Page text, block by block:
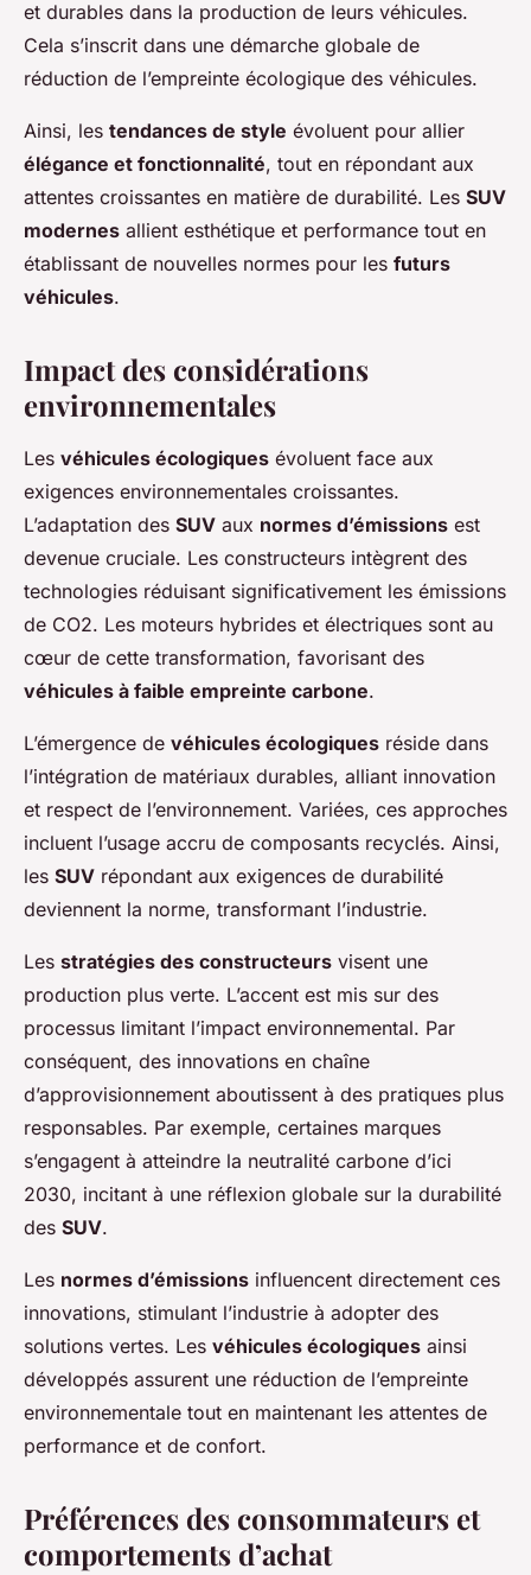
et durables dans la production de leurs véhicules.
Cela s’inscrit dans une démarche globale de
réduction de l’empreinte écologique des véhicules.
Ainsi, les tendances de style évoluent pour allier
élégance et fonctionnalité, tout en répondant aux
attentes croissantes en matière de durabilité. Les SUV
modernes allient esthétique et performance tout en
établissant de nouvelles normes pour les futurs
véhicules.
Impact des considérations
environnementales
Les véhicules écologiques évoluent face aux
exigences environnementales croissantes.
L’adaptation des SUV aux normes d’émissions est
devenue cruciale. Les constructeurs intègrent des
technologies réduisant significativement les émissions
de CO2. Les moteurs hybrides et électriques sont au
cœur de cette transformation, favorisant des
véhicules à faible empreinte carbone.
L’émergence de véhicules écologiques réside dans
l’intégration de matériaux durables, alliant innovation
et respect de l’environnement. Variées, ces approches
incluent l’usage accru de composants recyclés. Ainsi,
les SUV répondant aux exigences de durabilité
deviennent la norme, transformant l’industrie.
Les stratégies des constructeurs visent une
production plus verte. L’accent est mis sur des
processus limitant l’impact environnemental. Par
conséquent, des innovations en chaîne
d’approvisionnement aboutissent à des pratiques plus
responsables. Par exemple, certaines marques
s’engagent à atteindre la neutralité carbone d’ici
2030, incitant à une réflexion globale sur la durabilité
des SUV.
Les normes d’émissions influencent directement ces
innovations, stimulant l’industrie à adopter des
solutions vertes. Les véhicules écologiques ainsi
développés assurent une réduction de l’empreinte
environnementale tout en maintenant les attentes de
performance et de confort.
Préférences des consommateurs et
comportements d’achat